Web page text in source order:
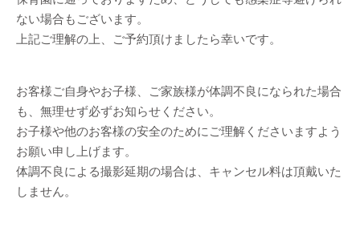
ない場合もございます。
上記ご理解の上、ご予約頂けましたら幸いです。
お客様ご自身やお子様、ご家族様が体調不良になられた場合
も、無理せず必ずお知らせください。
お子様や他のお客様の安全のためにご理解くださいますよう
お願い申し上げます。
体調不良による撮影延期の場合は、キャンセル料は頂戴いた
しません。